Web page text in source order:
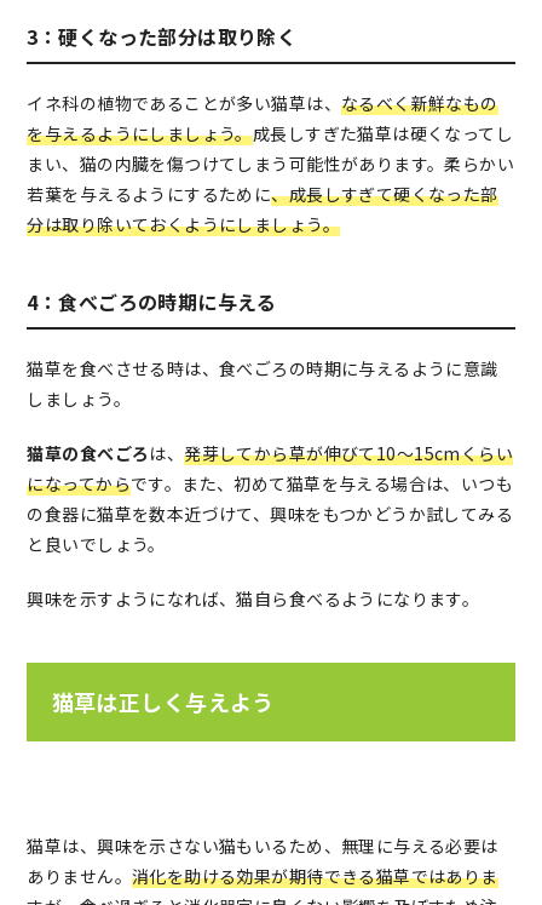
3：硬くなった部分は取り除く
イネ科の植物であることが多い猫草は、 なるべく新鮮なもの
を与えるようにしましょう。成長しすぎた猫草は硬くなってし
まい、猫の内臓を傷つけてしまう可能性があります。柔らかい
若葉を与えるようにするために、成長しすぎて硬くなった部
分は取り除いておくようにしましょう。
4：食べごろの時期に与える
猫草を食べさせる時は、食べごろの時期に与えるように意識
しましょう。
猫草の食べごろ は、発芽してから草が伸びて10～15cmくらい
になってからです。また、初めて猫草を与える場合は、いつも
の食器に猫草を数本近づけて、興味をもつかどうか試してみる
と良いでしょう。
興味を示すようになれば、猫自ら食べるようになります。
猫草は正しく与えよう
猫草は、興味を示さない猫もいるため、無理に与える必要は
ありません。 消化を助ける効果が期待できる猫草ではありま